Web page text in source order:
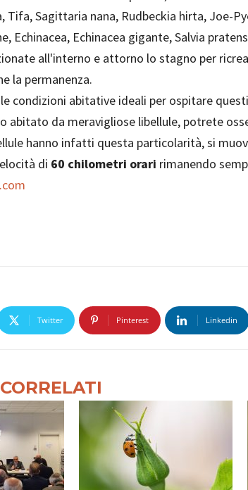
Tifa, Sagittaria nana, Rudbeckia hirta, Joe-
Echinacea, Echinacea gigante, Salvia
all'interno e attorno lo stagno per
la permanenza.
condizioni abitative ideali per ospitare
abitato da meravigliose libellule, potrete
hanno infatti questa particolarità, si
di 60 chilometri orari rimanendo
Twitter Pinterest Linkedin